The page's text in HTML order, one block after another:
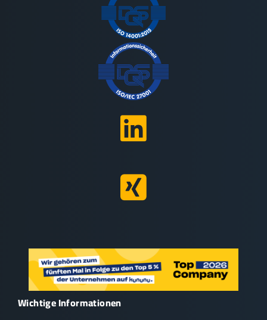
Wichtige Informationen